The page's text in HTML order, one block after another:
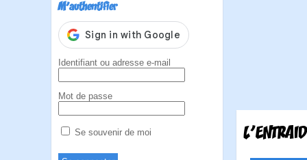
M'authentifier
Identifiant ou adresse e-mail
Mot de passe
Se souvenir de moi